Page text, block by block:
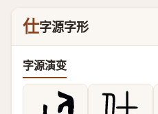
仕字源字形
字源演变